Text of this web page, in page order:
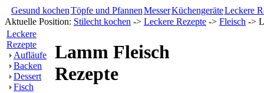
Gesund kochenTöpfe und PfannenMesserKüchengeräteLeckere
Aktuelle Position: Stilecht kochen -> Leckere Rezepte -> Fleisch ->
Leckere
Rezepte
Aufläufe
Backen
Dessert
Fisch
Lamm Fleisch
Rezepte